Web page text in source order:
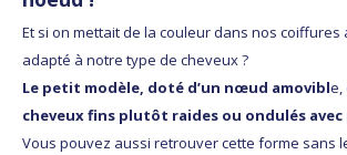
Et si on mettait de la couleur dans nos coiffures
adapté à notre type de cheveux ?
Le petit modèle, doté d’un nœud amovible,
cheveux fins plutôt raides ou ondulés avec
Vous pouvez aussi retrouver cette forme sans